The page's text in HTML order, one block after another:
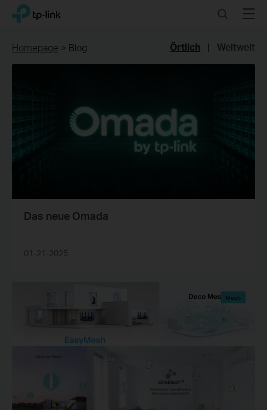
ClickTP-Link, Reliably Smart SearchMenu
Örtlich | Weltweit
Homepage > Blog
Das neue Omada
01-21-2025
Mesh